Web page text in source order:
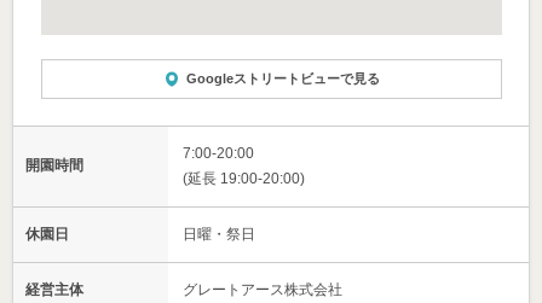
Googleストリートビューで見る
開園時間
7:00-20:00
(延長 19:00-20:00)
休園日 日曜・祭日
経営主体 グレートアース株式会社